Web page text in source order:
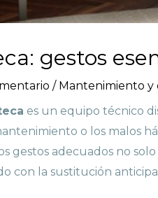
gestos
/ Mantenimiento y
es un equipo técnico
o los malos
gestos adecuados no
con la sustitución